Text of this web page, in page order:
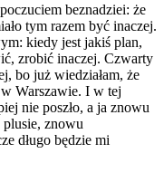
beznadziei: że
tym razem być inaczej.
kiedy jest jakiś plan,
zrobić inaczej. Czwarty
bo już wiedziałam, że
Warszawie. I w tej
nie poszło, a ja znowu
znowu
długo będzie mi